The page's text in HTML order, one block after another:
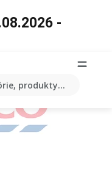
produkty...
-